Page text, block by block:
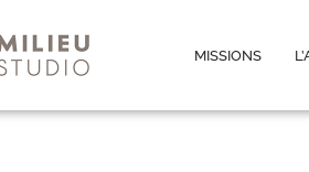
MISSIONS